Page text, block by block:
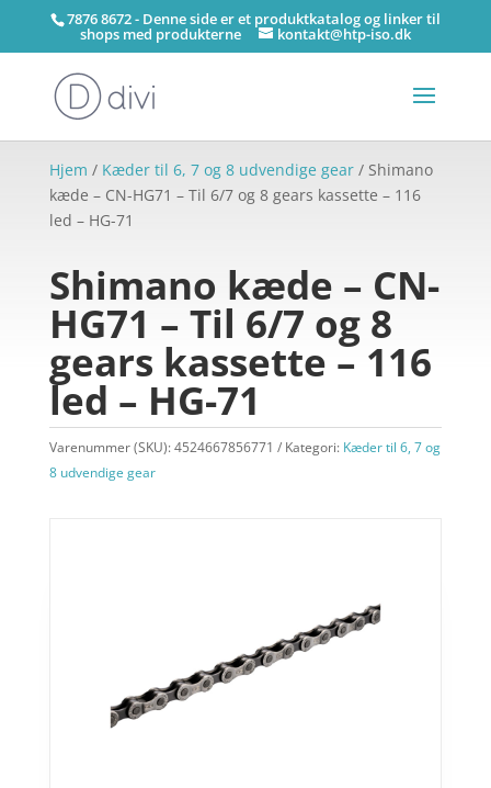
7876 8672 - Denne side er et produktkatalog og linker til
shops med produkterne kontakt@htp-iso.dk
Hjem / Kæder til 6, 7 og 8 udvendige gear/ Shimano
kæde – CN-HG71 – Til 6/7 og 8 gears kassette – 116
led – HG-71
Shimano kæde – CN-
HG71 – Til 6/7 og 8
gears kassette – 116
led – HG-71
Varenummer (SKU):4524667856771 Kategori: Kæder til 6, 7 og
8 udvendige gear